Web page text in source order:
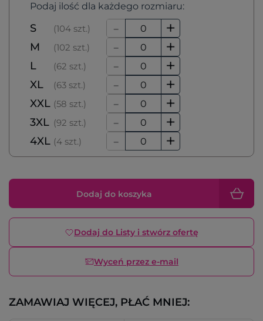
Podaj ilość dla każdego rozmiaru:
S (104 szt.) - +
M (102 szt.) - +
L (62 szt.) - +
XL (63 szt.) - +
XXL (58 szt.) - +
3XL (92 szt.) - +
4XL (4 szt.) - +
Dodaj do koszyka
Dodaj do Listy i stwórz ofertę
Wyceń przez e-mail
ZAMAWIAJ WIĘCEJ, PŁAĆ MNIEJ: